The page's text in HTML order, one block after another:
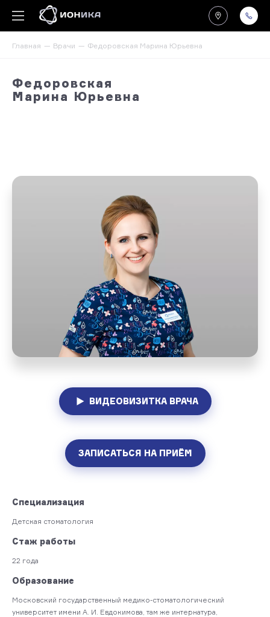
Главная Врачи Федоровская Марина Юрьевна
Федоровская
Марина Юрьевна
Специализация
Детская стоматология
Стаж работы
22 года
Образование
Московский государственный медико-стоматологический
университет имени А. И. Евдокимова, там же интернатура,
ВИДЕОВИЗИТКА ВРАЧА
ЗАПИСАТЬСЯ НА ПРИЁМ